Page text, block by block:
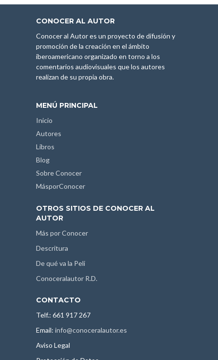
CONOCER AL AUTOR
Conocer al Autor es un proyecto de difusión y
promoción de la creación en el ámbito
iberoamericano organizado en torno a los
comentarios audiovisuales que los autores
realizan de su propia obra.
MENÚ PRINCIPAL
Inicio
Autores
Libros
Blog
Sobre Conocer
MásporConocer
OTROS SITIOS DE CONOCER AL
AUTOR
Más por Conocer
Descritura
De qué va la Peli
Conoceralautor R.D.
CONTACTO
Telf.: 661 917 267
Email: info@conoceralautor.es
Aviso Legal